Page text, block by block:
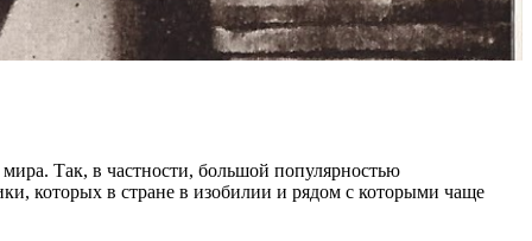
Так, в частности, большой популярностью
которых в стране в изобилии и рядом с которыми чаще